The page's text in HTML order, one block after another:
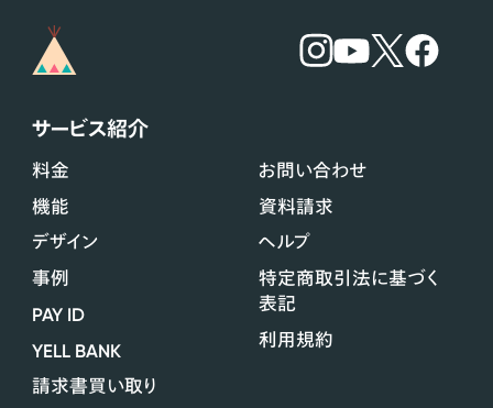
サービス紹介
料金
機能
デザイン
事例
PAY ID
YELL BANK
請求書買い取り
お問い合わせ
資料請求
ヘルプ
特定商取引法に基づく
表記
利用規約